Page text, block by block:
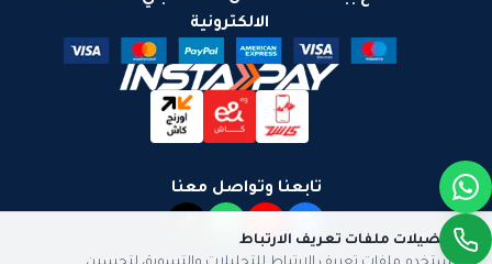
تفضيلات ملفات تعريف الارتباط
تابعنا وتواصل معنا
الالكترونية